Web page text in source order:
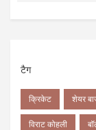
टैग
क्रिकेट शेयर
विराट कोहली